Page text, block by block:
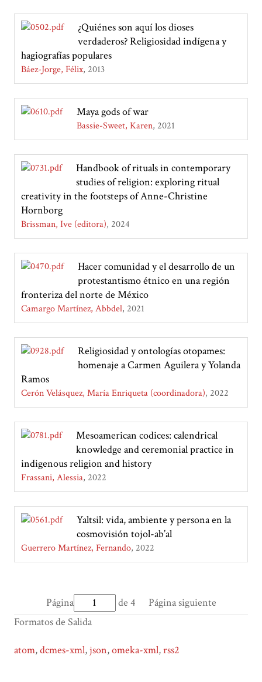
¿Quiénes son aquí los dioses
verdaderos? Religiosidad indígena y
hagiografías populares
Báez-Jorge, Félix 2013
Maya gods of war
Bassie-Sweet, Karen 2021
Handbook of rituals in contemporary
studies of religion: exploring ritual
creativity in the footsteps of Anne-Christine
Hornborg
Brissman, Ive (editora) 2024
Hacer comunidad y el desarrollo de un
protestantismo étnico en una región
fronteriza del norte de México
Camargo Martínez, Abbdel 2021
Religiosidad y ontologías otopames:
homenaje a Carmen Aguilera y Yolanda
Ramos
Cerón Velásquez, María Enriqueta (coordinadora) 2022
Mesoamerican codices: calendrical
knowledge and ceremonial practice in
indigenous religion and history
Frassani, Alessia 2022
Yaltsil: vida, ambiente y persona en la
cosmovisión tojol-ab’al
Guerrero Martínez, Fernando 2022
Página de 4
Página siguiente
Formatos de Salida
atom,dcmes-xml, json,omeka-xml,rss2